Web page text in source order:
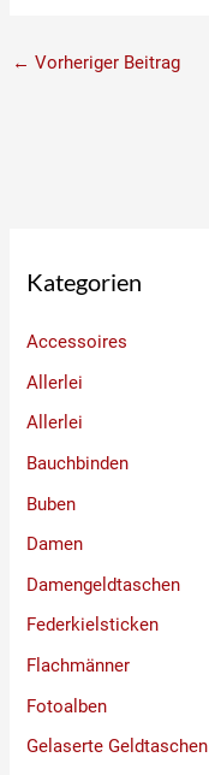
← Vorheriger Beitrag
Kategorien
Accessoires
Allerlei
Allerlei
Bauchbinden
Buben
Damen
Damengeldtaschen
Federkielsticken
Flachmänner
Fotoalben
Gelaserte Geldtaschen